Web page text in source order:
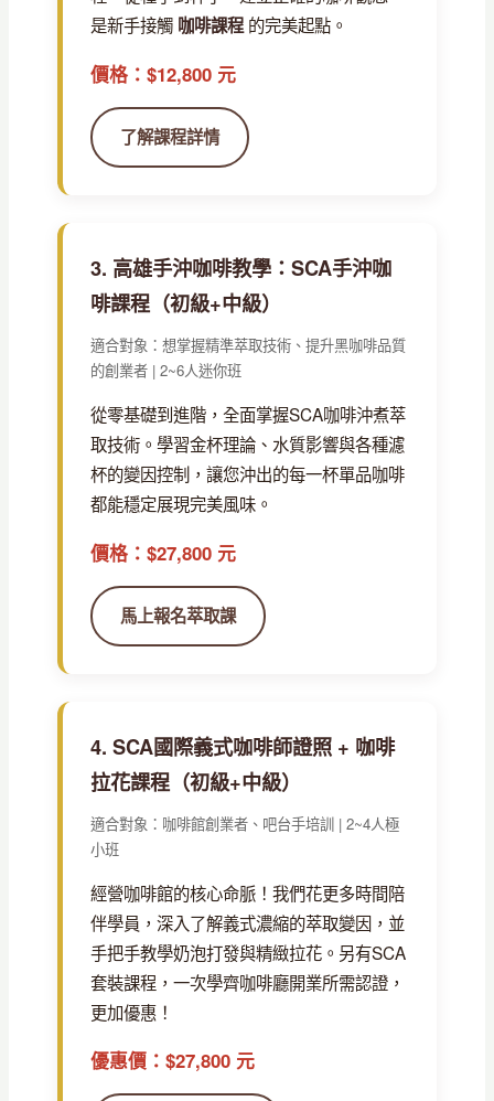
是新手接觸 咖啡課程的完美起點。
價格：$12,800 元
了解課程詳情
3. 高雄手沖咖啡教學：SCA手沖咖
啡課程（初級+中級）
適合對象：想掌握精準萃取技術、提升黑咖啡品質
的創業者 | 2~6人迷你班
從零基礎到進階，全面掌握SCA咖啡沖煮萃
取技術。學習金杯理論、水質影響與各種濾
杯的變因控制，讓您沖出的每一杯單品咖啡
都能穩定展現完美風味。
價格：$27,800 元
馬上報名萃取課
4. SCA國際義式咖啡師證照 + 咖啡
拉花課程（初級+中級）
適合對象：咖啡館創業者、吧台手培訓 | 2~4人極
小班
經營咖啡館的核心命脈！我們花更多時間陪
伴學員，深入了解義式濃縮的萃取變因，並
手把手教學奶泡打發與精緻拉花。另有SCA
套裝課程，一次學齊咖啡廳開業所需認證，
更加優惠！
優惠價：$27,800 元